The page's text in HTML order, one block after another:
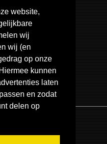
website,
wij
wij (en
op onze
kunnen
laten
en zodat
delen op